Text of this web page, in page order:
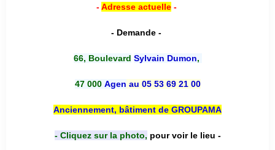
-Adresse actuelle-
- Demande -
66, Boulevard Sylvain Dumon,
47 000 Agen au 05 53 69 21 00
Anciennement, bâtiment de GROUPAMA
- Cliquez sur la photo, pour voir le lieu -